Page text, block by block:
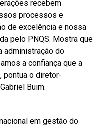
recebem
processos e
de excelência e nossa
pelo PNQS. Mostra que
administração do
a confiança que a
pontua o diretor-
Buim.
em gestão do